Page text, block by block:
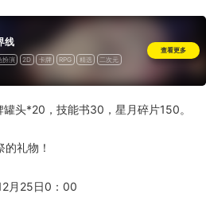
线
扮演 2D 卡牌 RPG 精选
二次元
查看更多
头*20，技能书30，星月碎片150。
礼物！
月25日0：00